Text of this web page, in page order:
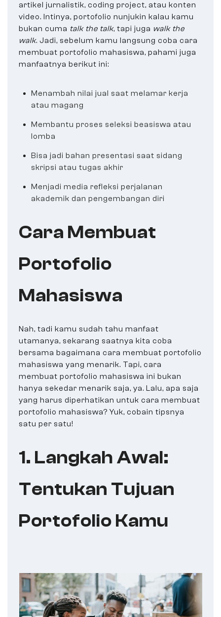
artikel jurnalistik, coding project, atau konten
video. Intinya, portofolio nunjukin kalau kamu
bukan cuma talk the talk, tapi juga walk the
walk. Jadi, sebelum kamu langsung coba cara
membuat portofolio mahasiswa, pahami juga
manfaatnya berikut ini:
Menambah nilai jual saat melamar kerja
atau magang
Membantu proses seleksi beasiswa atau
lomba
Bisa jadi bahan presentasi saat sidang
skripsi atau tugas akhir
Menjadi media refleksi perjalanan
akademik dan pengembangan diri
Cara Membuat
Portofolio
Mahasiswa
Nah, tadi kamu sudah tahu manfaat
utamanya, sekarang saatnya kita coba
bersama bagaimana cara membuat portofolio
mahasiswa yang menarik. Tapi, cara
membuat portofolio mahasiswa ini bukan
hanya sekedar menarik saja, ya. Lalu, apa saja
yang harus diperhatikan untuk cara membuat
portofolio mahasiswa? Yuk, cobain tipsnya
satu per satu!
1. Langkah Awal:
Tentukan Tujuan
Portofolio Kamu